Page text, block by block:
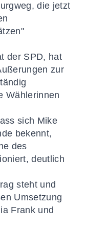
die jetzt
der SPD, hat
zur
Wählerinnen
sich Mike
bekennt,
des
deutlich
steht und
Umsetzung
Frank und